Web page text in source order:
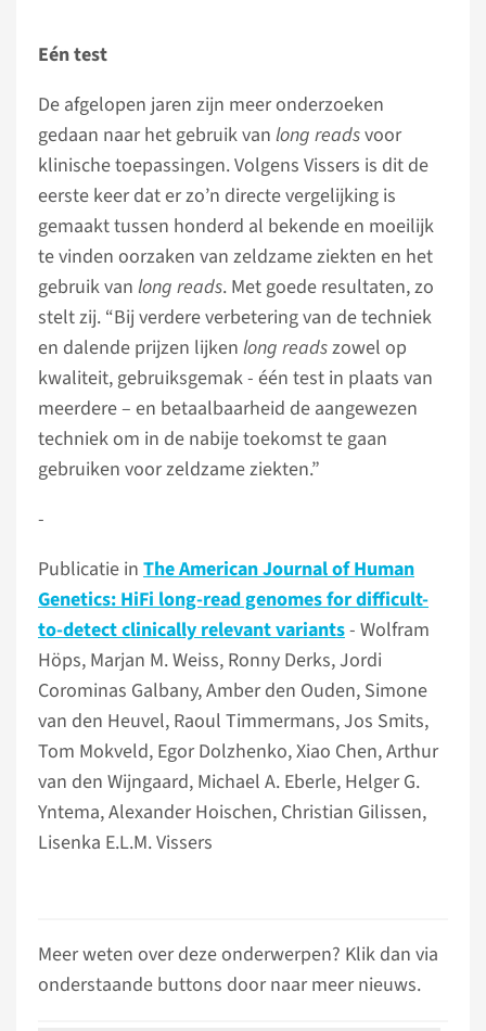
Eén test
De afgelopen jaren zijn meer onderzoeken
gedaan naar het gebruik van long readsvoor
klinische toepassingen. Volgens Vissers is dit de
eerste keer dat er zo’n directe vergelijking is
gemaakt tussen honderd al bekende en moeilijk
te vinden oorzaken van zeldzame ziekten en het
gebruik van long reads. Met goede resultaten, zo
stelt zij. “Bij verdere verbetering van de techniek
en dalende prijzen lijken long readszowel op
kwaliteit, gebruiksgemak - één test in plaats van
meerdere – en betaalbaarheid de aangewezen
techniek om in de nabije toekomst te gaan
gebruiken voor zeldzame ziekten.”
­­­­­­­­­-
Publicatie in The American Journal of Human
Genetics: HiFi long-read genomes for difficult-
to-detect clinically relevant variants- Wolfram
Höps, Marjan M. Weiss, Ronny Derks, Jordi
Corominas Galbany, Amber den Ouden, Simone
van den Heuvel, Raoul Timmermans, Jos Smits,
Tom Mokveld, Egor Dolzhenko, Xiao Chen, Arthur
van den Wijngaard, Michael A. Eberle, Helger G.
Yntema, Alexander Hoischen, Christian Gilissen,
Lisenka E.L.M. Vissers
Meer weten over deze onderwerpen? Klik dan via
onderstaande buttons door naar meer nieuws.